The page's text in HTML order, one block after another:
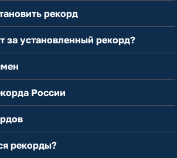
рекорд
за установленный рекорд?
России
рекорды?